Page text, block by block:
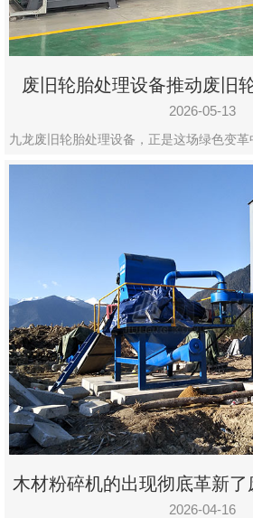
废旧轮胎处理设备推动废旧
2026-05-13
九龙废旧轮胎处理设备，正是这场绿色变革
木材粉碎机的出现彻底革新
式
2026-04-16